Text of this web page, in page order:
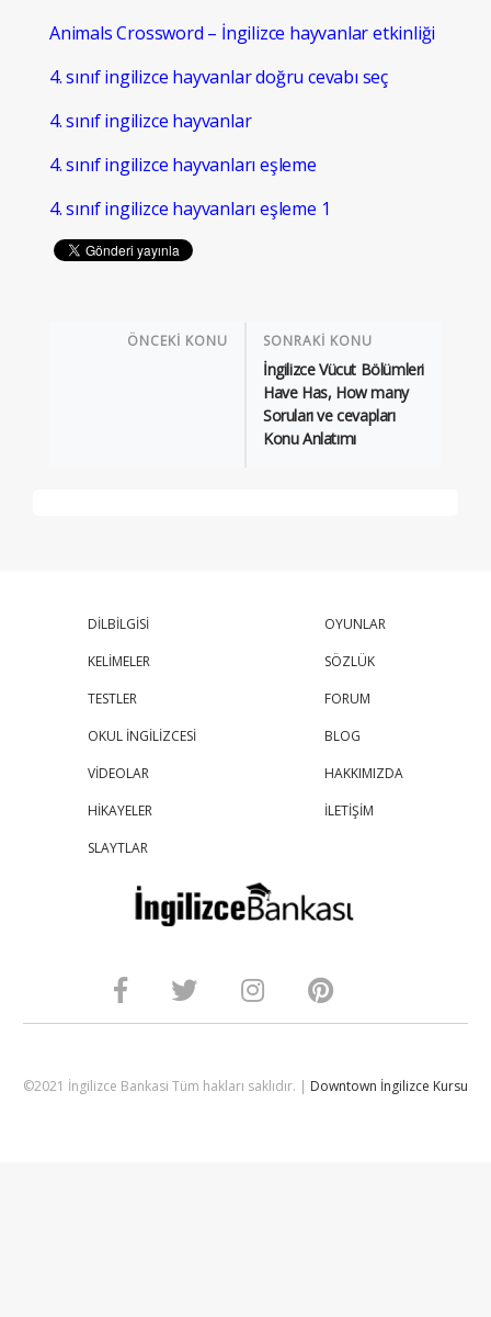
Animals Crossword – İngilizce hayvanlar etkinliği
4. sınıf ingilizce hayvanlar doğru cevabı seç
4. sınıf ingilizce hayvanlar
4. sınıf ingilizce hayvanları eşleme
4. sınıf ingilizce hayvanları eşleme 1
ÖNCEKİ KONU SONRAKİ KONU
İngilizce Vücut Bölümleri
Have Has, How many
Soruları ve cevapları
Konu Anlatımı
DİLBİLGİSİ
KELİMELER
TESTLER
OKUL İNGİLİZCESİ
VİDEOLAR
HİKAYELER
SLAYTLAR
OYUNLAR
SÖZLÜK
FORUM
BLOG
HAKKIMIZDA
İLETİŞİM
©2021 İngilizce Bankasi Tüm hakları saklıdır. | Downtown İngilizce Kursu